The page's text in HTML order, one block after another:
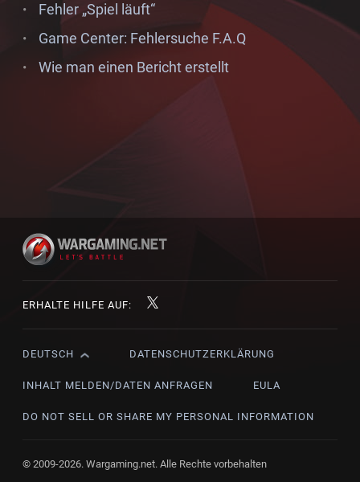
Fehler „Spiel läuft“
Game Center: Fehlersuche F.A.Q
Wie man einen Bericht erstellt
ERHALTE HILFE AUF:
English
Čeština
Español (México)
DEUTSCH DATENSCHUTZERKLÄRUNG
INHALT MELDEN/DATEN ANFRAGEN EULA
DO NOT SELL OR SHARE MY PERSONAL INFORMATION
© 2009-2026. Wargaming.net. Alle Rechte vorbehalten